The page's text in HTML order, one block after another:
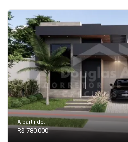
A partir de:
R$ 780.000